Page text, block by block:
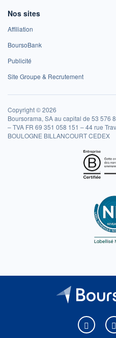
Nos sites
Affiliation
BoursoBank
Publicité
Site Groupe & Recrutement
Copyright © 2026
Boursorama, SA au capital de 53 576
– TVA FR 69 351 058 151 – 44 rue
BOULOGNE BILLANCOURT CEDEX